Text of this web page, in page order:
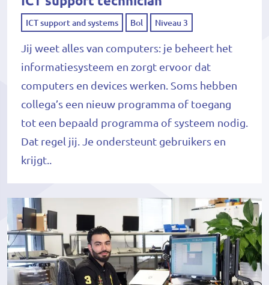
ICT support and systems Bol Niveau 3
Jij weet alles van computers: je beheert het
informatiesysteem en zorgt ervoor dat
computers en devices werken. Soms hebben
collega’s een nieuw programma of toegang
tot een bepaald programma of systeem nodig.
Dat regel jij. Je ondersteunt gebruikers en
krijgt..